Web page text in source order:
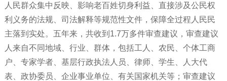
人民群众集中反映、影响老百姓切身利益、直接涉及公民权
利义务的法规、司法解释等规范性文件，保障全过程人民民
主落到实处。五年来，共收到1.7万多件审查建议，审查建议
人来自不同地域、行业、群体，包括工人、农民、个体工商
户、专家学者、基层行政执法人员、律师、学生、人大代
表、政协委员、企业事业单位、有关国家机关等；审查建议